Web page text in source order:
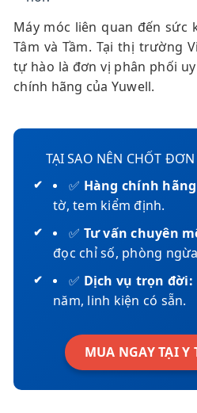
Máy móc liên quan đến sức
Tâm và Tầm. Tại thị trường
tự hào là đơn vị phân phối
chính hãng của Yuwell.
TẠI SAO NÊN CHỐT
✅ Hàng chính hãng
tờ, tem kiểm định.
✅ Tư vấn chuyên
đọc chỉ số, phòng
✅ Dịch vụ trọn đời:
năm, linh kiện có sẵn.
MUA NGAY TẠI Y